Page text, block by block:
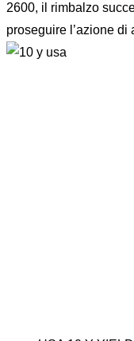
2600, il rimbalzo
proseguire l’azione di